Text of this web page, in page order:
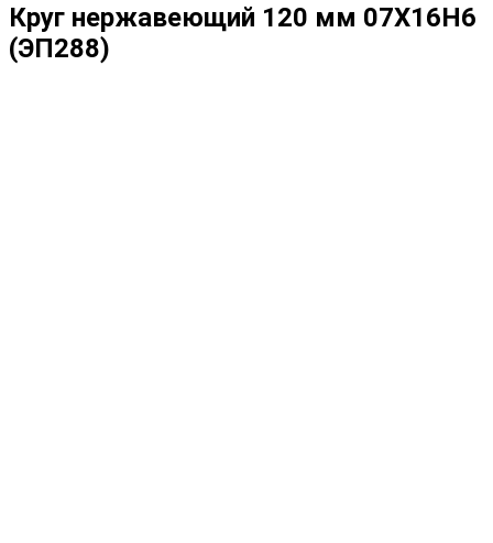
Круг нержавеющий 120 мм 07Х16Н6
(ЭП288)